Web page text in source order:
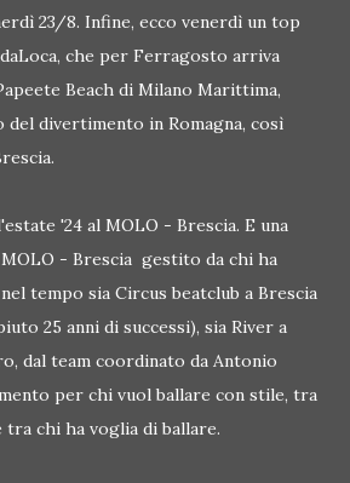
23/8. Infine, ecco venerdì un top
che per Ferragosto arriva
Beach di Milano Marittima,
divertimento in Romagna, così
'24 al MOLO - Brescia. E una
- Brescia gestito da chi ha
tempo sia Circus beatclub a Brescia
25 anni di successi), sia River a
dal team coordinato da Antonio
per chi vuol ballare con stile, tra
chi ha voglia di ballare.